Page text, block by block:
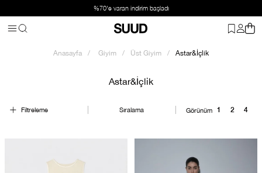
%70'e varan indirim başladı
Anasayfa Giyim Üst Giyim Astar&İçlik
Astar&İçlik
Filtreleme Sıralama